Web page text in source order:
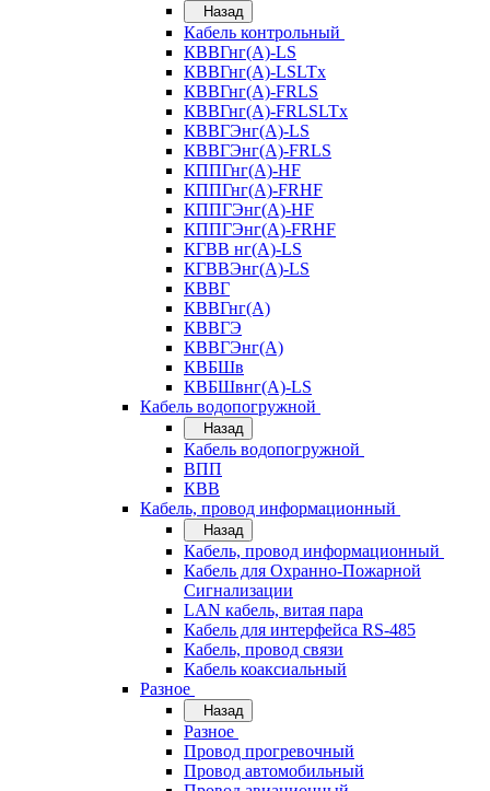
Назад
Кабель контрольный
КВВГнг(А)-LS
КВВГнг(А)-LSLTx
КВВГнг(А)-FRLS
КВВГнг(А)-FRLSLTx
КВВГЭнг(А)-LS
КВВГЭнг(А)-FRLS
КППГнг(А)-HF
КППГнг(А)-FRHF
КППГЭнг(А)-HF
КППГЭнг(А)-FRHF
КГВВ нг(А)-LS
КГВВЭнг(А)-LS
КВВГ
КВВГнг(А)
КВВГЭ
КВВГЭнг(А)
КВБШв
КВБШвнг(А)-LS
Кабель водопогружной
Назад
Кабель водопогружной
ВПП
КВВ
Кабель, провод информационный
Назад
Кабель, провод информационный
Кабель для Охранно-Пожарной
Сигнализации
LAN кабель, витая пара
Кабель для интерфейса RS-485
Кабель, провод связи
Кабель коаксиальный
Разное
Назад
Разное
Провод прогревочный
Провод автомобильный